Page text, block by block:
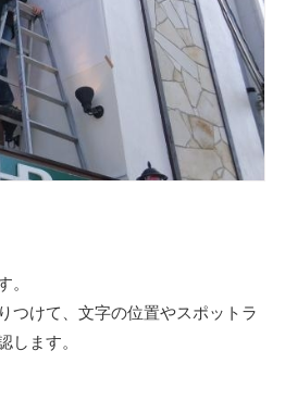
つけて、文字の位置やスポットラ
ます。